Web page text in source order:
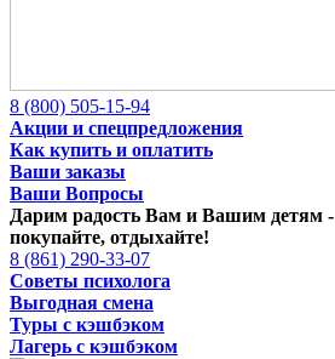
8 (800) 505-15-94
Акции и спецпредложения
Как купить и оплатить
Ваши заказы
Ваши Вопросы
Дарим радость Вам и Вашим детям -
покупайте, отдыхайте!
8 (861) 290-33-07
Советы психолога
Выгодная смена
Туры с кэшбэком
Лагерь с кэшбэком